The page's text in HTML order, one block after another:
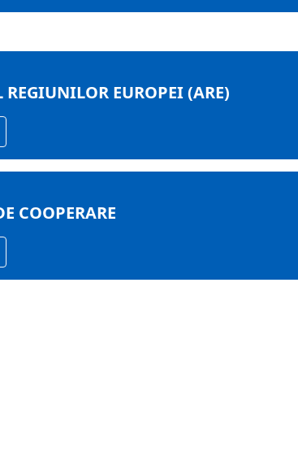
EUROPEI (ARE)
COOPERARE